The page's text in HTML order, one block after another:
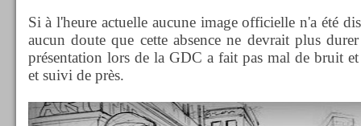
Si à l'heure actuelle aucune image officielle n'a été
aucun doute que cette absence ne devrait plus
présentation lors de la GDC a fait pas mal de bruit
et suivi de près.